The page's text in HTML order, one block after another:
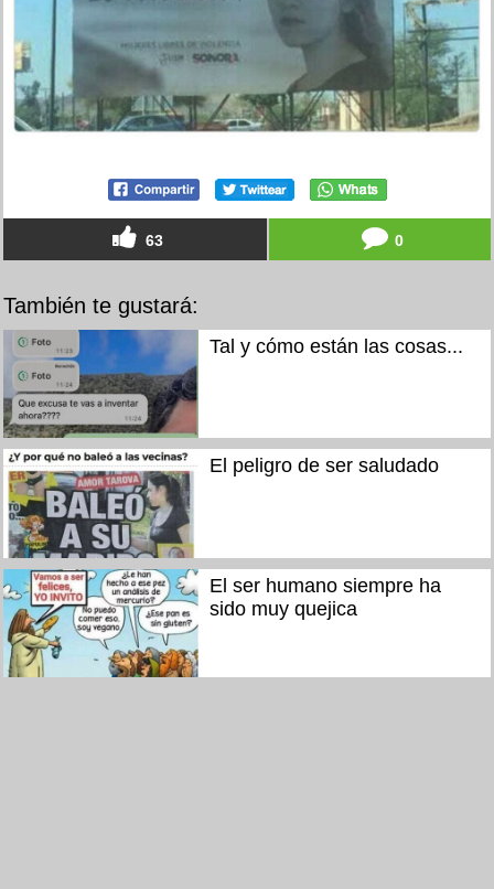
63 0
También te gustará:
Tal y cómo están las cosas...
El peligro de ser saludado
El ser humano siempre ha
sido muy quejica